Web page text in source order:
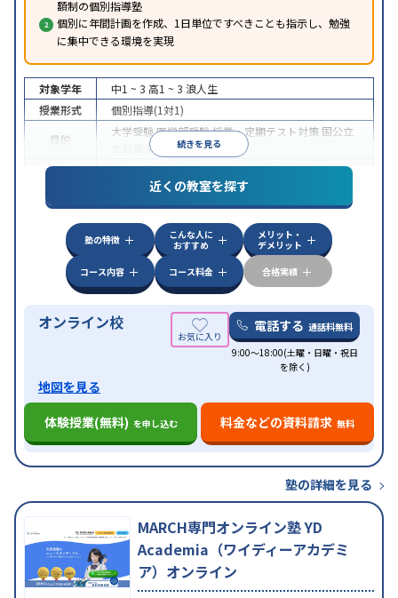
額制の個別指導塾
個別に年間計画を作成、1日単位ですべきことも指示し、勉強
に集中できる環境を実現
続きを見る
対象学年 中1 ~ 3 高1 ~ 3 浪人生
授業形式
個別指導(1対1)
目的
大学受験医学部受験授業・定期テスト対策 国公立
英検(英語検定)対策
中高一貫校生に対応授業の振替可能オンライン対
自習室あり
近くの教室を探す
塾の特徴
こんな人に
おすすめ
メリット・
デメリット
コース内容
コース料金 合格実績
オンライン校 電話する 通話料無料
9:00～18:00(土曜・日曜・祝日
を除く)
地図を見る
体験授業(無料) を申し込む 料金などの資料請求 無料
塾の詳細を見る
MARCH専門オンライン塾 YD
Academia（ワイディーアカデミ
ア）オンライン